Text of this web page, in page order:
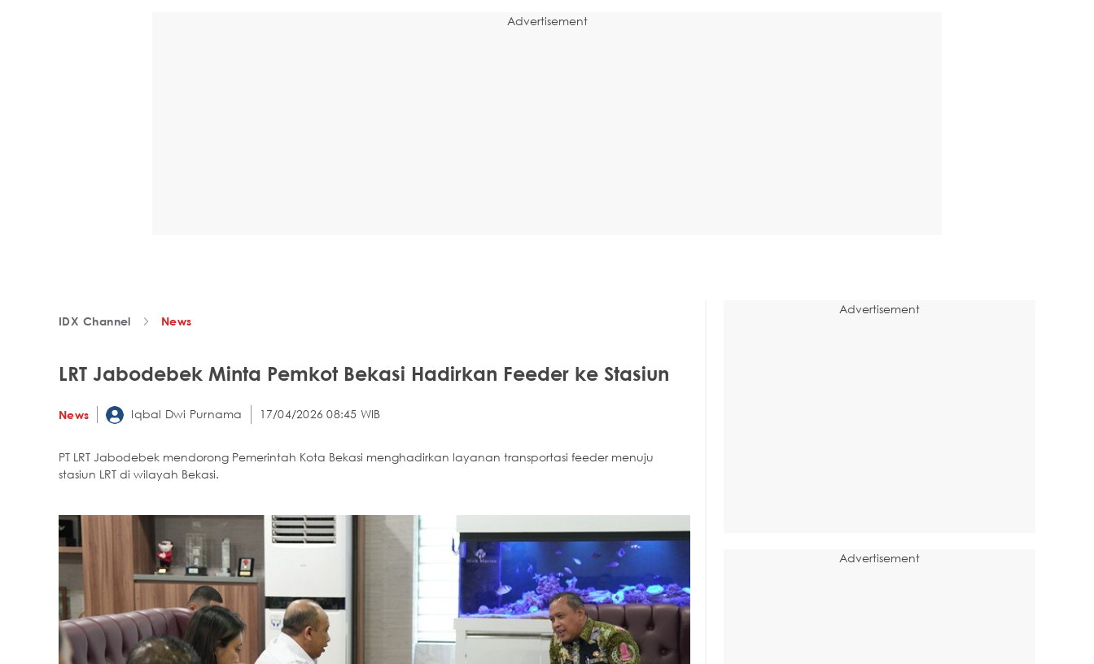
Advertisement
IDX Channel News
LRT Jabodebek Minta Pemkot Bekasi Hadirkan Feeder ke Stasiun
News Iqbal Dwi Purnama 17/04/2026 08:45 WIB
PT LRT Jabodebek mendorong Pemerintah Kota Bekasi menghadirkan layanan transportasi feeder menuju
stasiun LRT di wilayah Bekasi.
Advertisement
Advertisement